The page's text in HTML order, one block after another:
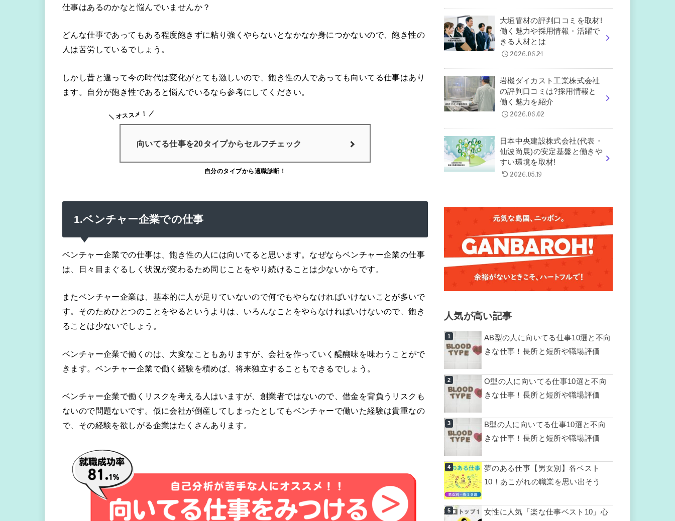
仕事はあるのかなと悩んでいませんか？
どんな仕事であってもある程度飽きずに粘り強くやらないとなかなか身につかないので、飽き性の
人は苦労しているでしょう。
しかし昔と違って今の時代は変化がとても激しいので、飽き性の人であっても向いてる仕事はあり
ます。自分が飽き性であると悩んでいるなら参考にしてください。
オススメ！
向いてる仕事を20タイプからセルフチェック
自分のタイプから適職診断！
1.ベンチャー企業での仕事
ベンチャー企業での仕事は、飽き性の人には向いてると思います。なぜならベンチャー企業の仕事
は、日々目まぐるしく状況が変わるため同じことをやり続けることは少ないからです。
またベンチャー企業は、基本的に人が足りていないので何でもやらなければいけないことが多いで
す。そのためひとつのことをやるというよりは、いろんなことをやらなければいけないので、飽き
ることは少ないでしょう。
ベンチャー企業で働くのは、大変なこともありますが、会社を作っていく醍醐味を味わうことがで
きます。ベンチャー企業で働く経験を積めば、将来独立することもできるでしょう。
ベンチャー企業で働くリスクを考える人はいますが、創業者ではないので、借金を背負うリスクも
ないので問題ないです。仮に会社が倒産してしまったとしてもベンチャーで働いた経験は貴重なの
で、その経験を欲しがる企業はたくさんあります。
大垣管材の評判口コミを取材!
働く魅力や採用情報・活躍で
きる人材とは
2026.06.24
岩機ダイカスト工業株式会社
の評判口コミは?採用情報と
働く魅力を紹介
2026.06.02
日本中央建設株式会社(代表・
仙波尚展)の安定基盤と働きや
すい環境を取材!
2026.05.19
人気が高い記事
AB型の人に向いてる仕事10選と不向
きな仕事！長所と短所や職場評価
O型の人に向いてる仕事10選と不向
きな仕事！長所と短所や職場評価
B型の人に向いてる仕事10選と不向
きな仕事！長所と短所や職場評価
夢のある仕事【男女別】各ベスト
10！あこがれの職業を思い出そう
女性に人気「楽な仕事ベスト10」心